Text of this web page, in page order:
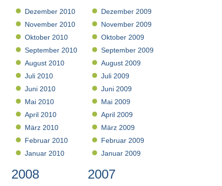
Dezember 2010
November 2010
Oktober 2010
September 2010
August 2010
Juli 2010
Juni 2010
Mai 2010
April 2010
März 2010
Februar 2010
Januar 2010
Dezember 2009
November 2009
Oktober 2009
September 2009
August 2009
Juli 2009
Juni 2009
Mai 2009
April 2009
März 2009
Februar 2009
Januar 2009
2008 2007